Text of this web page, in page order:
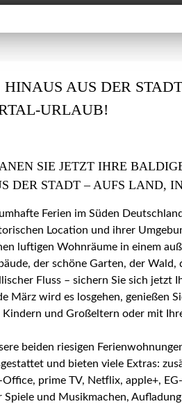
AUS DER
URLAUB!
SIE JETZT IHRE
DER STADT – AUFS LAND,
Ferien im Süden
Location und ihrer
luftigen Wohnräume in einem
der schöne Garten, der Wald,
Fluss – sichern Sie sich jetzt
März wird es losgehen, genießen
Kindern und Großeltern oder mit
beiden riesigen
und bieten viele Extras:
prime TV, Netflix, apple+,
und Musikmachen,